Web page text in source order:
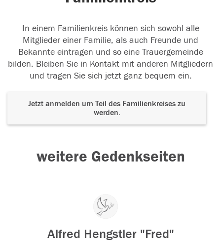
In einem Familienkreis können sich sowohl alle
Mitglieder einer Familie, als auch Freunde und
Bekannte eintragen und so eine Trauergemeinde
bilden. Bleiben Sie in Kontakt mit anderen Mitgliedern
und tragen Sie sich jetzt ganz bequem ein.
Jetzt anmelden um Teil des Familienkreises zu
werden.
weitere Gedenkseiten
Alfred Hengstler "Fred"